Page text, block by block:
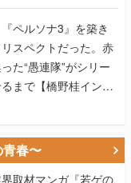
ペルソナ3』を築き
スペクトだった。赤
た“愚連隊”がシリー
まで【橋野桂インタ
春〜
取材マンガ『若ゲの